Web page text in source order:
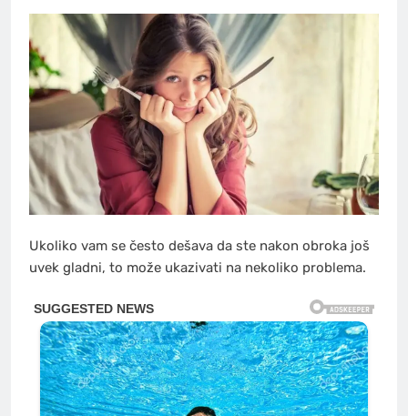
Ukoliko vam se često dešava da ste nakon obroka još
uvek gladni, to može ukazivati na nekoliko problema.